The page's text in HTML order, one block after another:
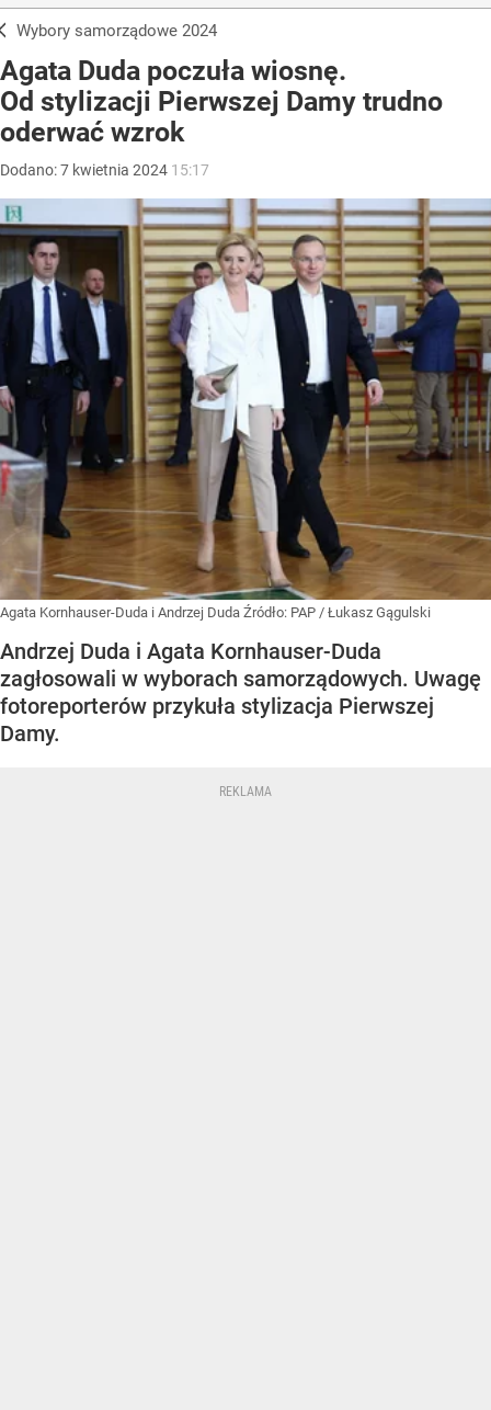
Wybory samorządowe 2024
Agata Duda poczuła wiosnę.
Od stylizacji Pierwszej Damy trudno
oderwać wzrok
Dodano:7 kwietnia 2024 15:17
Agata Kornhauser-Duda i Andrzej Duda Źródło: PAP / Łukasz Gągulski
Andrzej Duda i Agata Kornhauser-Duda
zagłosowali w wyborach samorządowych. Uwagę
fotoreporterów przykuła stylizacja Pierwszej
Damy.